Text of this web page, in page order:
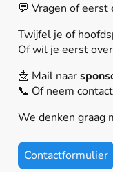
💬 Vragen of eerst
Twijfel je of
Of wil je eerst
📩 Mail naar
📞 Of neem
We denken graag
Contactformulier